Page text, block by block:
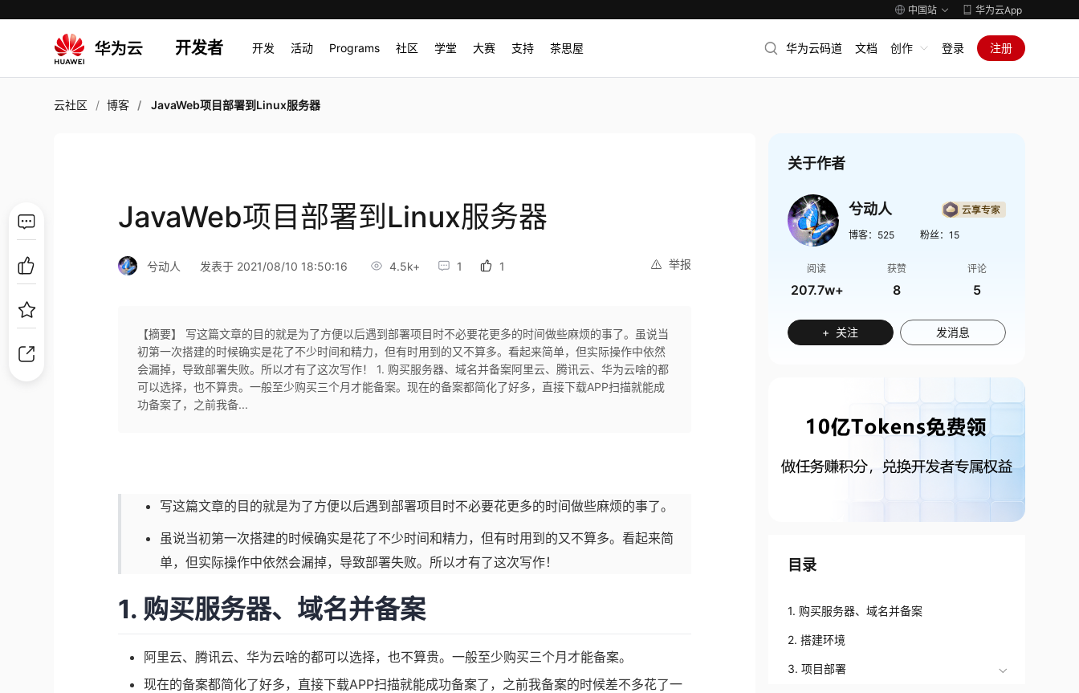
中国站 华为云App
开发者 开发 活动 Programs 社区 学堂 大赛 支持 茶思屋 华为云码道 文档 创作 登录 注册
云社区 博客 JavaWeb项目部署到Linux服务器
JavaWeb项目部署到Linux服务器
举报
兮动人 发表于 2021/08/10 18:50:16 4.5k+ 1 1
【摘要】 写这篇文章的目的就是为了方便以后遇到部署项目时不必要花更多的时间做些麻烦的事了。虽说当
初第一次搭建的时候确实是花了不少时间和精力，但有时用到的又不算多。看起来简单，但实际操作中依然
会漏掉，导致部署失败。所以才有了这次写作！ 1. 购买服务器、域名并备案阿里云、腾讯云、华为云啥的都
可以选择，也不算贵。一般至少购买三个月才能备案。现在的备案都简化了好多，直接下载APP扫描就能成
功备案了，之前我备...
写这篇文章的目的就是为了方便以后遇到部署项目时不必要花更多的时间做些麻烦的事了。
虽说当初第一次搭建的时候确实是花了不少时间和精力，但有时用到的又不算多。看起来简
单，但实际操作中依然会漏掉，导致部署失败。所以才有了这次写作！
1. 购买服务器、域名并备案
阿里云、腾讯云、华为云啥的都可以选择，也不算贵。一般至少购买三个月才能备案。
现在的备案都简化了好多，直接下载APP扫描就能成功备案了，之前我备案的时候差不多花了一
关于作者
兮动人
博客： 525 粉丝： 15
阅读
207.7w+
获赞
8
评论
5
+ 关注 发消息
目录
1. 购买服务器、域名并备案
2. 搭建环境
3. 项目部署